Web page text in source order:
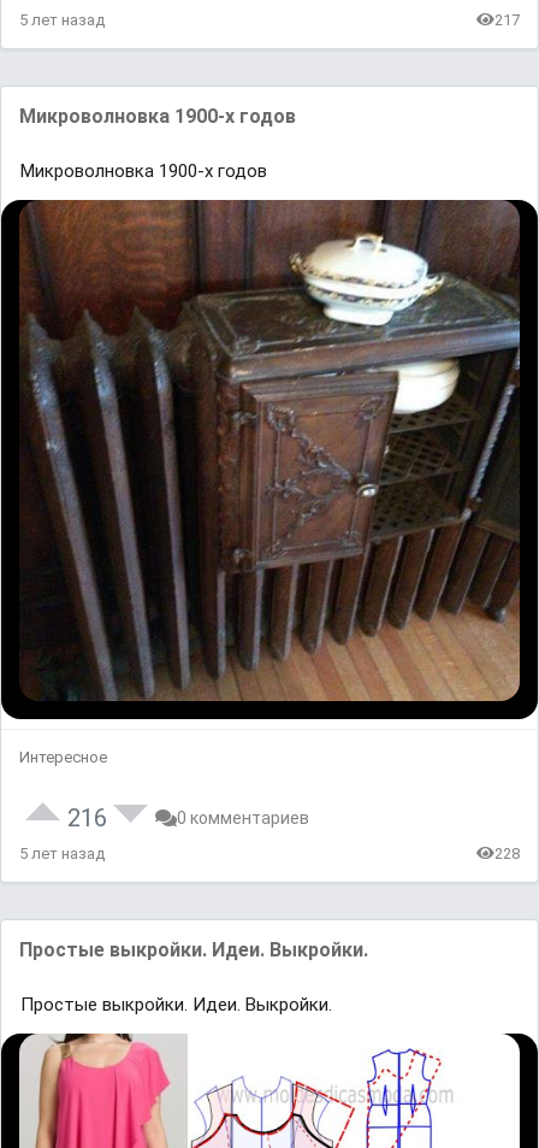
5 лет назад 217
Микроволновка 1900-х годов
Микроволновка 1900-х годов
Интересное
216 0 комментариев
5 лет назад 228
Простые выкройки. Идеи. Выкройки.
Простые выкройки. Идеи. Выкройки.